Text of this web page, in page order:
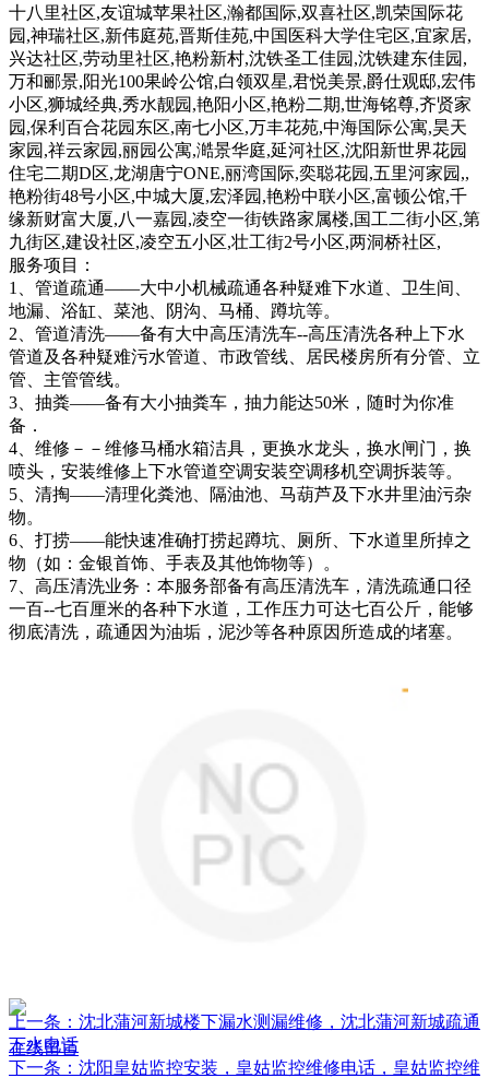
十八里社区,友谊城苹果社区,瀚都国际,双喜社区,凯荣国际花
园,神瑞社区,新伟庭苑,晋斯佳苑,中国医科大学住宅区,宜家居,
兴达社区,劳动里社区,艳粉新村,沈铁圣工佳园,沈铁建东佳园,
万和郦景,阳光100果岭公馆,白领双星,君悦美景,爵仕观邸,宏伟
小区,狮城经典,秀水靓园,艳阳小区,艳粉二期,世海铭尊,齐贤家
园,保利百合花园东区,南七小区,万丰花苑,中海国际公寓,昊天
家园,祥云家园,丽园公寓,澔景华庭,延河社区,沈阳新世界花园
住宅二期D区,龙湖唐宁ONE,丽湾国际,奕聪花园,五里河家园,,
艳粉街48号小区,中城大厦,宏泽园,艳粉中联小区,富顿公馆,千
缘新财富大厦,八一嘉园,凌空一街铁路家属楼,国工二街小区,第
九街区,建设社区,凌空五小区,壮工街2号小区,两洞桥社区,
服务项目：
1、管道疏通——大中小机械疏通各种疑难下水道、卫生间、
地漏、浴缸、菜池、阴沟、马桶、蹲坑等。
2、管道清洗——备有大中高压清洗车--高压清洗各种上下水
管道及各种疑难污水管道、市政管线、居民楼房所有分管、立
管、主管管线。
3、抽粪——备有大小抽粪车，抽力能达50米，随时为你准
备．
4、维修－－维修马桶水箱洁具，更换水龙头，换水闸门，换
喷头，安装维修上下水管道空调安装空调移机空调拆装等。
5、清掏——清理化粪池、隔油池、马葫芦及下水井里油污杂
物。
6、打捞——能快速准确打捞起蹲坑、厕所、下水道里所掉之
物（如：金银首饰、手表及其他饰物等）。
7、高压清洗业务：本服务部备有高压清洗车，清洗疏通口径
一百--七百厘米的各种下水道，工作压力可达七百公斤，能够
彻底清洗，疏通因为油垢，泥沙等各种原因所造成的堵塞。
上一条：沈北蒲河新城楼下漏水测漏维修，沈北蒲河新城疏通
下水电话
下一条：沈阳皇姑监控安装，皇姑监控维修电话，皇姑监控维
在线留言